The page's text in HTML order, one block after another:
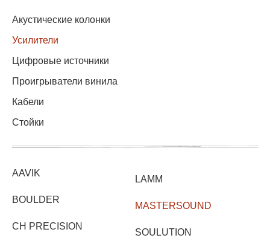
Акустические колонки
Усилители
Цифровые источники
Проигрыватели винила
Кабели
Стойки
AAVIK
BOULDER
CH PRECISION
LAMM
MASTERSOUND
SOULUTION